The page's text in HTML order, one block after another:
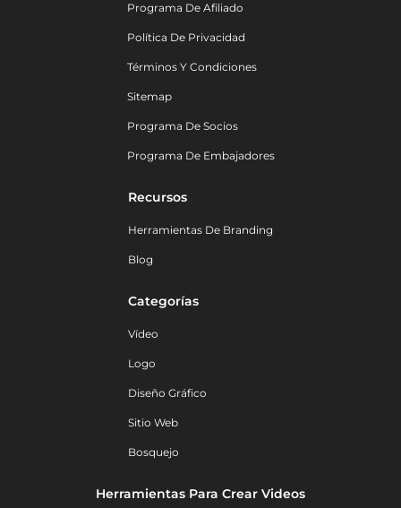
Programa De Afiliado
Política De Privacidad
Términos Y Condiciones
Sitemap
Programa De Socios
Programa De Embajadores
Recursos
Herramientas De Branding
Blog
Categorías
Vídeo
Logo
Diseño Gráfico
Sitio Web
Bosquejo
Herramientas Para Crear Videos